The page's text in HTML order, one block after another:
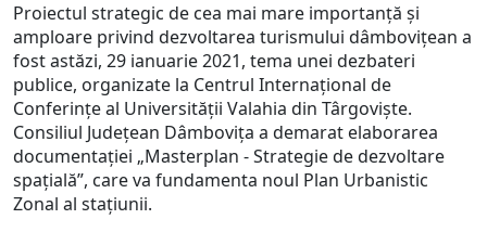
Proiectul strategic de cea mai mare importanță și
amploare privind dezvoltarea turismului dâmbovițean a
fost astăzi, 29 ianuarie 2021, tema unei dezbateri
publice, organizate la Centrul Internațional de
Conferințe al Universității Valahia din Târgoviște.
Consiliul Județean Dâmbovița a demarat elaborarea
documentației „Masterplan - Strategie de dezvoltare
spațială”, care va fundamenta noul Plan Urbanistic
Zonal al stațiunii.